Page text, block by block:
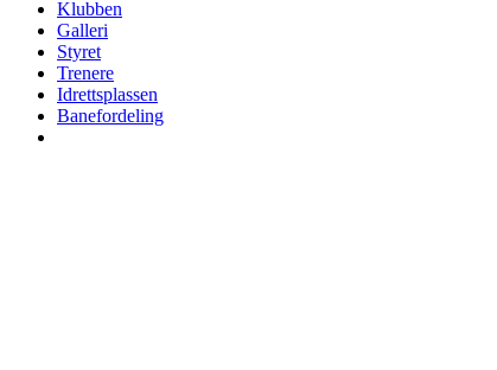
Klubben
Galleri
Styret
Trenere
Idrettsplassen
Banefordeling